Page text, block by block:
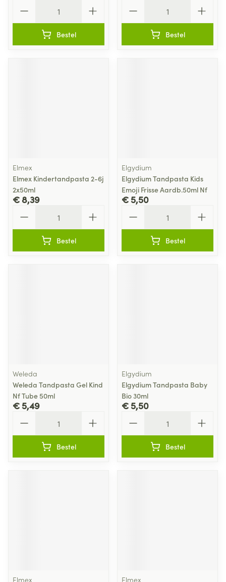
Bestel Bestel
Elmex
Elmex Kindertandpasta 2-6j
2x50ml
€ 8,39
Bestel
Elgydium
Elgydium Tandpasta Kids
Emoji Frisse Aardb.50ml Nf
€ 5,50
Bestel
Weleda
Weleda Tandpasta Gel Kind
Nf Tube 50ml
€ 5,49
Bestel
Elgydium
Elgydium Tandpasta Baby
Bio 30ml
€ 5,50
Bestel
Elmex Elmex